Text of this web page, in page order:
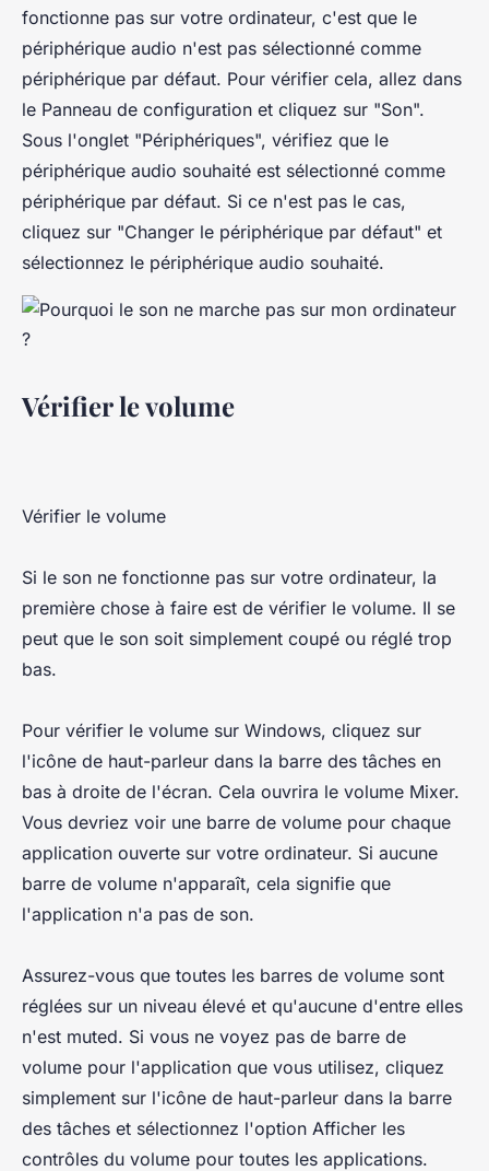
fonctionne pas sur votre ordinateur, c'est que le
périphérique audio n'est pas sélectionné comme
périphérique par défaut. Pour vérifier cela, allez dans
le Panneau de configuration et cliquez sur "Son".
Sous l'onglet "Périphériques", vérifiez que le
périphérique audio souhaité est sélectionné comme
périphérique par défaut. Si ce n'est pas le cas,
cliquez sur "Changer le périphérique par défaut" et
sélectionnez le périphérique audio souhaité.
Vérifier le volume
Vérifier le volume
Si le son ne fonctionne pas sur votre ordinateur, la
première chose à faire est de vérifier le volume. Il se
peut que le son soit simplement coupé ou réglé trop
bas.
Pour vérifier le volume sur Windows, cliquez sur
l'icône de haut-parleur dans la barre des tâches en
bas à droite de l'écran. Cela ouvrira le volume Mixer.
Vous devriez voir une barre de volume pour chaque
application ouverte sur votre ordinateur. Si aucune
barre de volume n'apparaît, cela signifie que
l'application n'a pas de son.
Assurez-vous que toutes les barres de volume sont
réglées sur un niveau élevé et qu'aucune d'entre elles
n'est muted. Si vous ne voyez pas de barre de
volume pour l'application que vous utilisez, cliquez
simplement sur l'icône de haut-parleur dans la barre
des tâches et sélectionnez l'option Afficher les
contrôles du volume pour toutes les applications.